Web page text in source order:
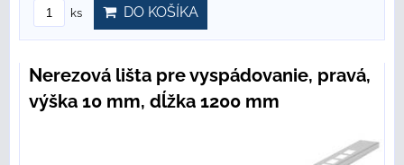
ks DO KOŠÍKA
Nerezová lišta pre vyspádovanie, pravá,
výška 10 mm, dĺžka 1200 mm